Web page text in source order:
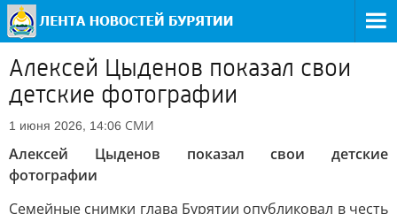
Алексей Цыденов показал свои
детские фотографии
1 июня 2026, 14:06 СМИ
Алексей Цыденов показал свои детские
фотографии
Семейные снимки глава Бурятии опубликовал в честь